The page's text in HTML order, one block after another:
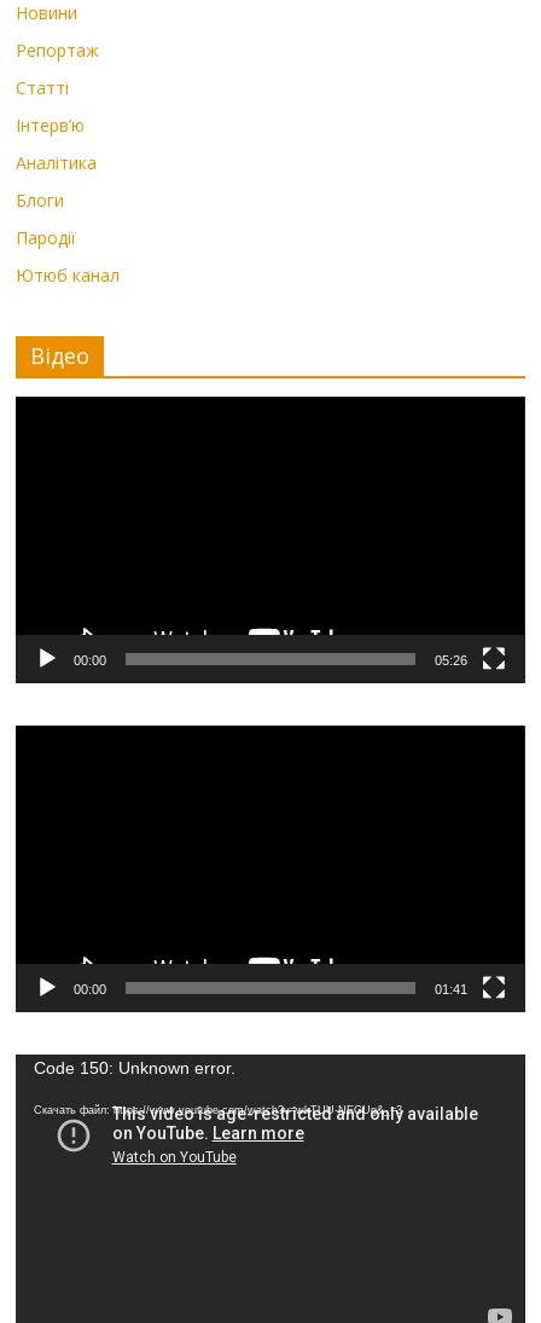
Новини
Репортаж
Статті
Інтерв’ю
Аналітика
Блоги
Пародії
Ютюб канал
Відео
00:00 05:26
00:00 01:41
Видеоплеер
Code 150: Unknown error.
Скачать файл: https://www.youtube.com/watch?v=wkTUU-NEGUg&_=3